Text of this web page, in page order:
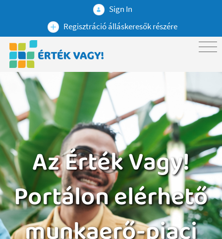
Sign In
Regisztráció álláskeresők részére
Az Érték Vagy!
Portálon elérhető